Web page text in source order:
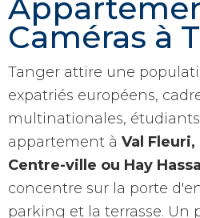
Caméras à
Tanger attire une
expatriés européens,
multinationales,
appartement à Val
Centre-ville ou Hay
concentre sur la porte
parking et la terrasse. Un